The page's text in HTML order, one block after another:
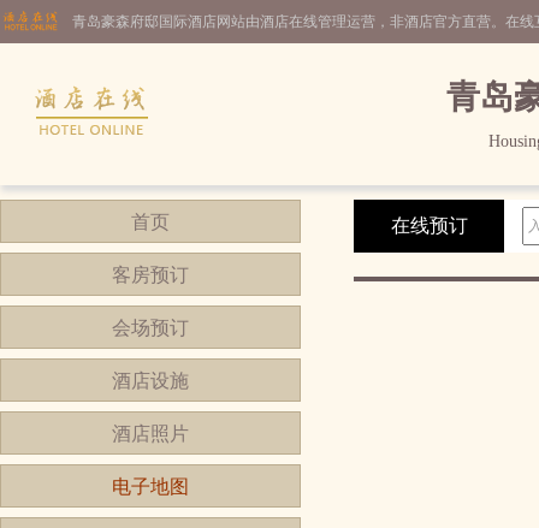
青岛豪森府邸国际酒店网站由酒店在线管理运营，非酒店官方直营。在
青岛
首页
客房预订
会场预订
酒店设施
酒店照片
电子地图
在线预订